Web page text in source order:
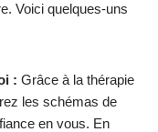
Voici quelques-uns
: Grâce à la thérapie
les schémas de
en vous. En